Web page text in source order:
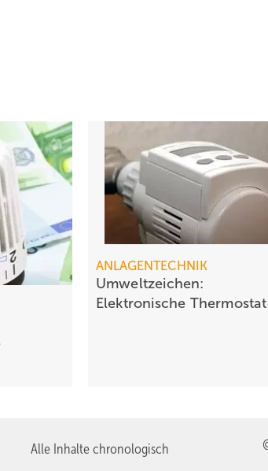
ANLAGENTECHNIK
Umweltzeichen:
Elektronische
Alle Inhalte chronologisch